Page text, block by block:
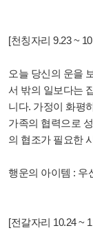
[천칭자리 9.23 ~
오늘 당신의 운을
서 밖의 일보다는
니다. 가정이 화평
가족의 협력으로
의 협조가 필요한
행운의 아이템 : 우
[전갈자리 10.24 ~